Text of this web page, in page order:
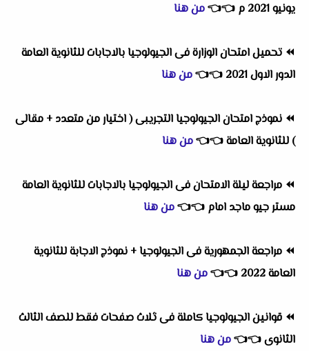
يونيو 2021 م
👈
👈من هنا
⏪ تحميل امتحان الوزارة فى الجيولوجيا بالاجابات للثانوية العامة
الدور الاول 2021
👈
👈من هنا
⏪ نموذج امتحان الجيولوجيا التجريبى ( اختيار من متعدد + مقالى
) للثانوية العامة👈
👈من هنا
⏪ مراجعة ليلة الامتحان فى الجيولوجيا بالاجابات للثانوية العامة
مستر جيو ماجد امام 👈
👈من هنا
⏪ مراجعة الجمهورية فى الجيولوجيا + نموذج الاجابة للثانوية
العامة 2022
👈
👈من هنا
⏪ قوانين الجيولوجيا كاملة فى ثلاث صفحات فقط للصف الثالث
الثانوى👈
👈من هنا